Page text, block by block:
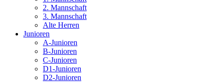
2. Mannschaft
3. Mannschaft
Alte Herren
Junioren
A-Junioren
B-Junioren
C-Junioren
D1-Junioren
D2-Junioren